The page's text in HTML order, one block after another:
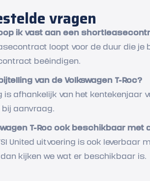
vragen
ik vast aan een
loopt voor de duur die je
beëindigen.
van de Volkswagen T-Roc?
is afhankelijk van het kentekenjaar
bij aanvraag.
T-Roc ook beschikbaar met
United uitvoering is ook
kijken we wat er beschikbaar is.